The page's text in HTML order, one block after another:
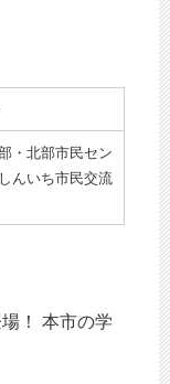
・北部市民セン
んいち市民交流
！ 本市の学